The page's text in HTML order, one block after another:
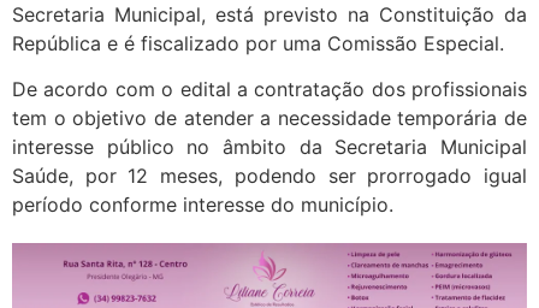
Secretaria Municipal, está previsto na Constituição da
República e é fiscalizado por uma Comissão Especial.
De acordo com o edital a contratação dos profissionais
tem o objetivo de atender a necessidade temporária de
interesse público no âmbito da Secretaria Municipal
Saúde, por 12 meses, podendo ser prorrogado igual
período conforme interesse do município.